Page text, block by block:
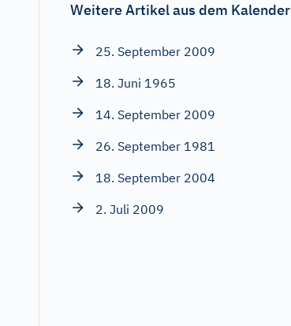
Weitere Artikel aus dem Kalender
25. September 2009
18. Juni 1965
14. September 2009
26. September 1981
18. September 2004
2. Juli 2009